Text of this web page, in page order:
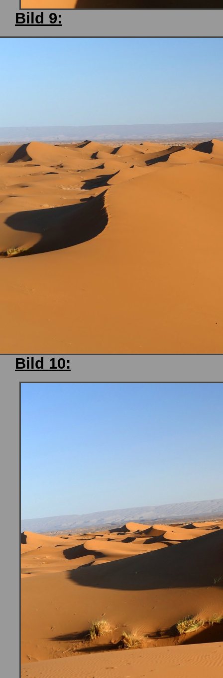
Bild 9:
Bild 10: